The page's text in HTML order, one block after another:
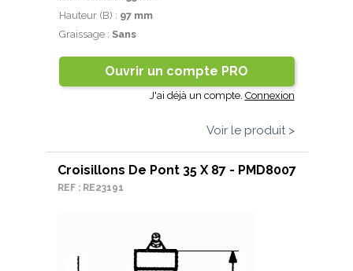
Hauteur (B) : 97 mm
Graissage : Sans
Ouvrir un compte PRO
J'ai déjà un compte. Connexion
Voir le produit >
Croisillons De Pont 35 X 87 - PMD8007
REF : RE23191